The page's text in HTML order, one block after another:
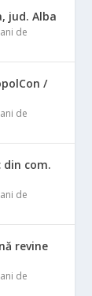
jud. Alba
de
/
de
din com.
de
revine
de